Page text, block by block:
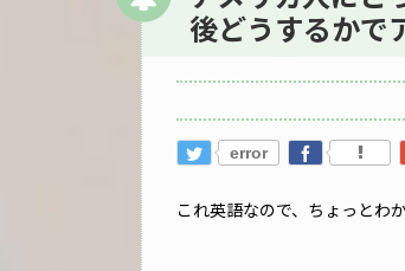
後どうするかで
error
これ英語なので、ちょっとわ